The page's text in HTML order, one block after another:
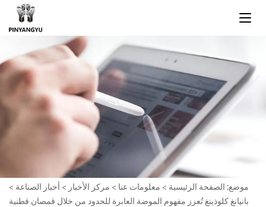
موضع: الصفحة الرئيسية > معلومات عنا > مركز الأخبار > أخبار الصناعة >
بانيانغ كلوذينغ تُعزز مفهوم الموضة العابرة للحدود من خلال قمصان قطنية